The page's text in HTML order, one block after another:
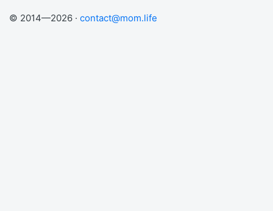
© 2014—2026 · contact@mom.life